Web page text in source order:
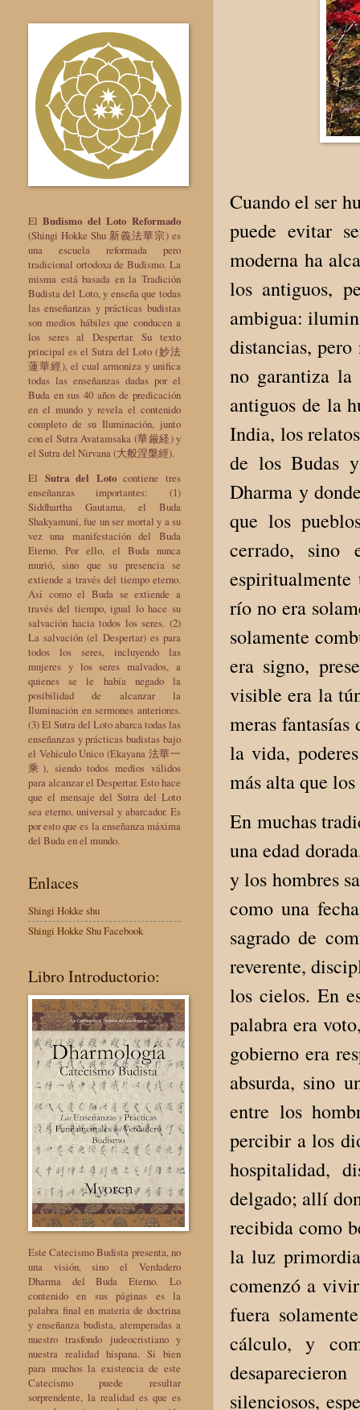
Cuando el ser
puede evitar
moderna ha
los antiguos,
ambigua:
distancias,
no garantiza la
antiguos de la
India, los
de los Budas
Dharma y
que los
cerrado, sino
río no era
solamente
era signo,
visible era la
meras fantasías
la vida,
más alta que
En muchas
una edad
y los hombres
como una
sagrado de
reverente,
los cielos. En
palabra era
gobierno era
absurda, sino
entre los
percibir a los
hospitalidad,
delgado; allí
recibida como
la luz
comenzó a
fuera
cálculo, y
silenciosos,
ElBudismo del Loto Reformado
(Shingi Hokke Shu 新義法華宗) es
una escuela reformada pero
tradicional ortodoxa de Budismo. La
misma está basada en la Tradición
Budista del Loto, y enseña que todas
las enseñanzas y prácticas budistas
son medios hábiles que conducen a
los seres al Despertar. Su texto
principal es el Sutra del Loto (妙法
蓮華經), el cual armoniza y unifica
todas las enseñanzas dadas por el
Buda en sus 40 años de predicación
en el mundo y revela el contenido
completo de su Iluminación, junto
con el Sutra Avatamsaka (華厳経) y
el Sutra del Nirvana (大般涅槃經).
El Sutra del Lotocontiene tres
enseñanzas importantes: (1)
Siddhartha Gautama, el Buda
Shakyamuni, fue un ser mortal y a su
vez una manifestación del Buda
Eterno. Por ello, el Buda nunca
murió, sino que su presencia se
extiende a través del tiempo eterno.
Así como el Buda se extiende a
través del tiempo, igual lo hace su
salvación hacia todos los seres. (2)
La salvación (el Despertar) es para
todos los seres, incluyendo las
mujeres y los seres malvados, a
quienes se le había negado la
posibilidad de alcanzar la
Iluminación en sermones anteriores.
(3) El Sutra del Loto abarca todas las
enseñanzas y prácticas budistas bajo
el Vehículo Único (Ekayana 法華一
乘), siendo todos medios válidos
para alcanzar el Despertar. Esto hace
que el mensaje del Sutra del Loto
sea eterno, universal y abarcador. Es
por esto que es la enseñanza máxima
del Buda en el mundo.
Enlaces
Shingi Hokke shu
Shingi Hokke Shu Facebook
Libro Introductorio:
Este Catecismo Budista presenta, no
una visión, sino el Verdadero
Dharma del Buda Eterno. Lo
contenido en sus páginas es la
palabra final en materia de doctrina
y enseñanza budista, atemperadas a
nuestro trasfondo judeocristiano y
nuestra realidad hispana. Si bien
para muchos la existencia de este
Catecismo puede resultar
sorprendente, la realidad es que es